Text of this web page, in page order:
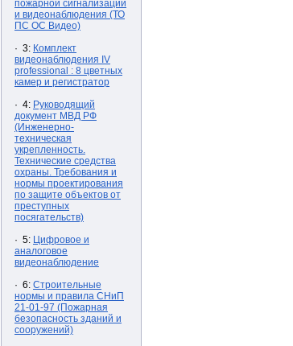
пожарной сигнализации
и видеонаблюдения (ТО
ПС ОС Видео)
· 3: Комплект
видеонаблюдения IV
professional : 8 цветных
камер и регистратор
· 4: Руководящий
документ МВД РФ
(Инженерно-
техническая
укрепленность.
Технические средства
охраны. Требования и
нормы проектирования
по защите объектов от
преступных
посягательств)
· 5: Цифровое и
аналоговое
видеонаблюдение
· 6: Строительные
нормы и правила СНиП
21-01-97 (Пожарная
безопасность зданий и
сооружений)